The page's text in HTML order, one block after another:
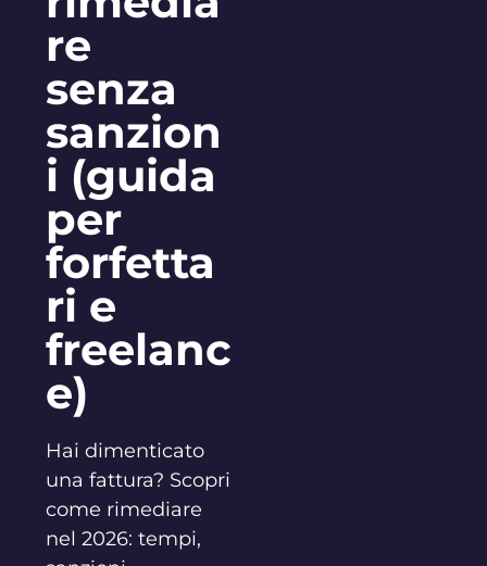
re
senza
sanzion
i (guida
per
forfetta
ri e
freelanc
e)
Hai dimenticato
una fattura? Scopri
come rimediare
nel 2026: tempi,